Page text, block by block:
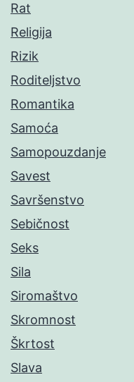
Rat
Religija
Rizik
Roditeljstvo
Romantika
Samoća
Samopouzdanje
Savest
Savršenstvo
Sebičnost
Seks
Sila
Siromaštvo
Skromnost
Škrtost
Slava